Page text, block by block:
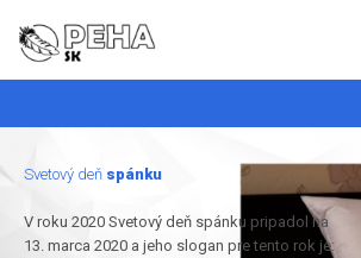
Svetový deň spánku
V roku 2020 Svetový deň spánku pripadol na
13. marca 2020 a jeho slogan pre tento rok je: